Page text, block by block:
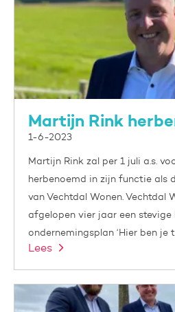
Martijn Rink
1-6-2023
Martijn Rink zal per 1 juli a.s.
herbenoemd in zijn functie als
van Vechtdal Wonen. Vechtdal
afgelopen vier jaar een stevige
ondernemingsplan ‘Hier ben je
Lees